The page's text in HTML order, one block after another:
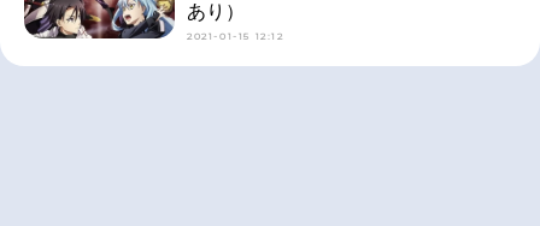
あり）
2021-01-15 12:12